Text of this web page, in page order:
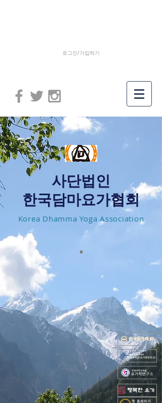
로그인/가입하기
사단법인
한국담마요가협회
Korea Dhamma Yoga Association